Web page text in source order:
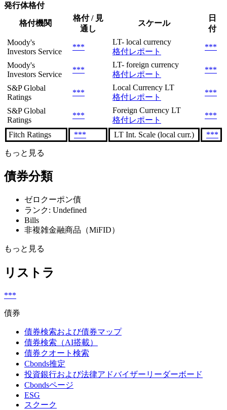
発行体格付
格付機関
格付 / 見
通し
スケール
日
付
Moody's
Investors Service
***
LT- local currency
格付レポート
***
Moody's
Investors Service
***
LT- foreign currency
格付レポート
***
S&P Global
Ratings
***
Local Currency LT
格付レポート
***
S&P Global
Ratings
***
Foreign Currency LT
格付レポート
***
Fitch Ratings *** LT Int. Scale (local curr.) ***
もっと見る
債券分類
ゼロクーポン債
ランク: Undefined
Bills
非複雑金融商品（MiFID）
もっと見る
リストラ
***
債券
債券検索および債券マップ
債券検索（AI搭載）
債券クオート検索
Cbonds推定
投資銀行および法律アドバイザーリーダーボード
Cbondsページ
ESG
スクーク